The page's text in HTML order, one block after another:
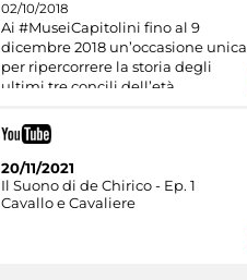
02/10/2018
Ai #MuseiCapitolini fino al 9
dicembre 2018 un’occasione unica
per ripercorrere la storia degli
ultimi tre concili dell’età
20/11/2021
Il Suono di de Chirico - Ep. 1
Cavallo e Cavaliere